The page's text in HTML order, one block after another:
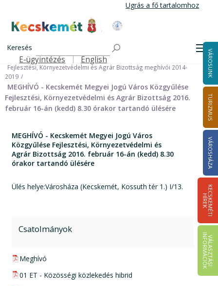
tartalomra
Ugrás a fő tartalomhoz
Kecskemét Város Honlapja
Keresés
Felső navigáció
E-ügyintézés English VÁROSUNK
TURIZMUS
VÁROSHÁZA
K
E
C
S
K
E
M
É
T
I
HÍ
R
E
K
V
Á
L
A
S
Z
T
Á
S
I
IN
F
O
R
M
Á
C
I
Ó
K
Önkormányzat
Bizottságok 2014-2024
Fejlesztési, Környezetvédelmi és Agrár Bizottság 2014-2019
Fejlesztési, Környezetvédelmi és Agrár Bizottság meghívói 2014-
2019
MEGHÍVÓ - Kecskemét Megyei Jogú Város Közgyűlése
Fejlesztési, Környezetvédelmi és Agrár Bizottság 2016.
február 16-án (kedd) 8.30 órakor tartandó ülésére
MEGHÍVÓ - Kecskemét Megyei Jogú Város
Közgyűlése Fejlesztési, Környezetvédelmi és
Agrár Bizottság 2016. február 16-án (kedd) 8.30
órakor tartandó ülésére
Ülés helye:Városháza (Kecskemét, Kossuth tér 1.) I/13.
Csatolmányok
pdf csatolmány:
Meghívó
pdf csatolmány:
01 ET - Közösségi közlekedés hibrid